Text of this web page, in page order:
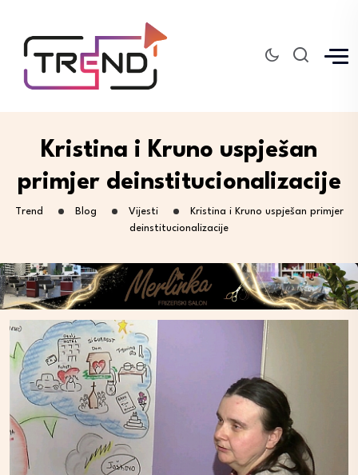
Kristina i Kruno uspješan
primjer deinstitucionalizacije
Trend Blog Vijesti
Kristina i Kruno uspješan primjer
deinstitucionalizacije